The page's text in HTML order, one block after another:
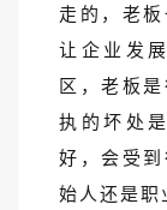
走的，老
让企业发
区，老板
执的坏处
好，会受
始人还是职